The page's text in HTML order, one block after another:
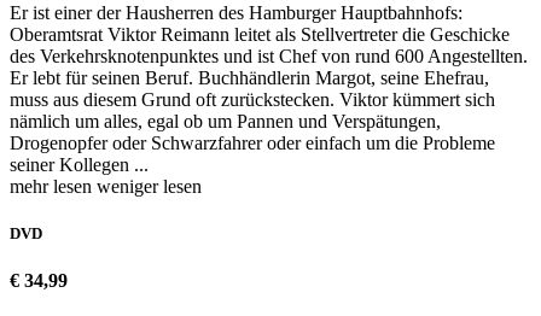
Er ist einer der Hausherren des Hamburger Hauptbahnhofs:
Oberamtsrat Viktor Reimann leitet als Stellvertreter die Geschicke
des Verkehrsknotenpunktes und ist Chef von rund 600 Angestellten.
Er lebt für seinen Beruf. Buchhändlerin Margot, seine Ehefrau,
muss aus diesem Grund oft zurückstecken. Viktor kümmert sich
nämlich um alles, egal ob um Pannen und Verspätungen,
Drogenopfer oder Schwarzfahrer oder einfach um die Probleme
seiner Kollegen ...
mehr lesen weniger lesen
DVD
€ 34,99